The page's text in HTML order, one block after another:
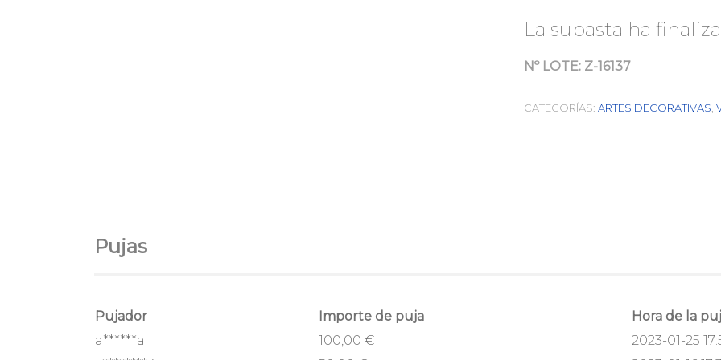
La subasta ha
Nº LOTE: Z-16137
CATEGORÍAS: ARTES DECORATIVAS
Pujas
Pujador Importe de puja
Hora de la
a******a
100,00 €
2023-01-25